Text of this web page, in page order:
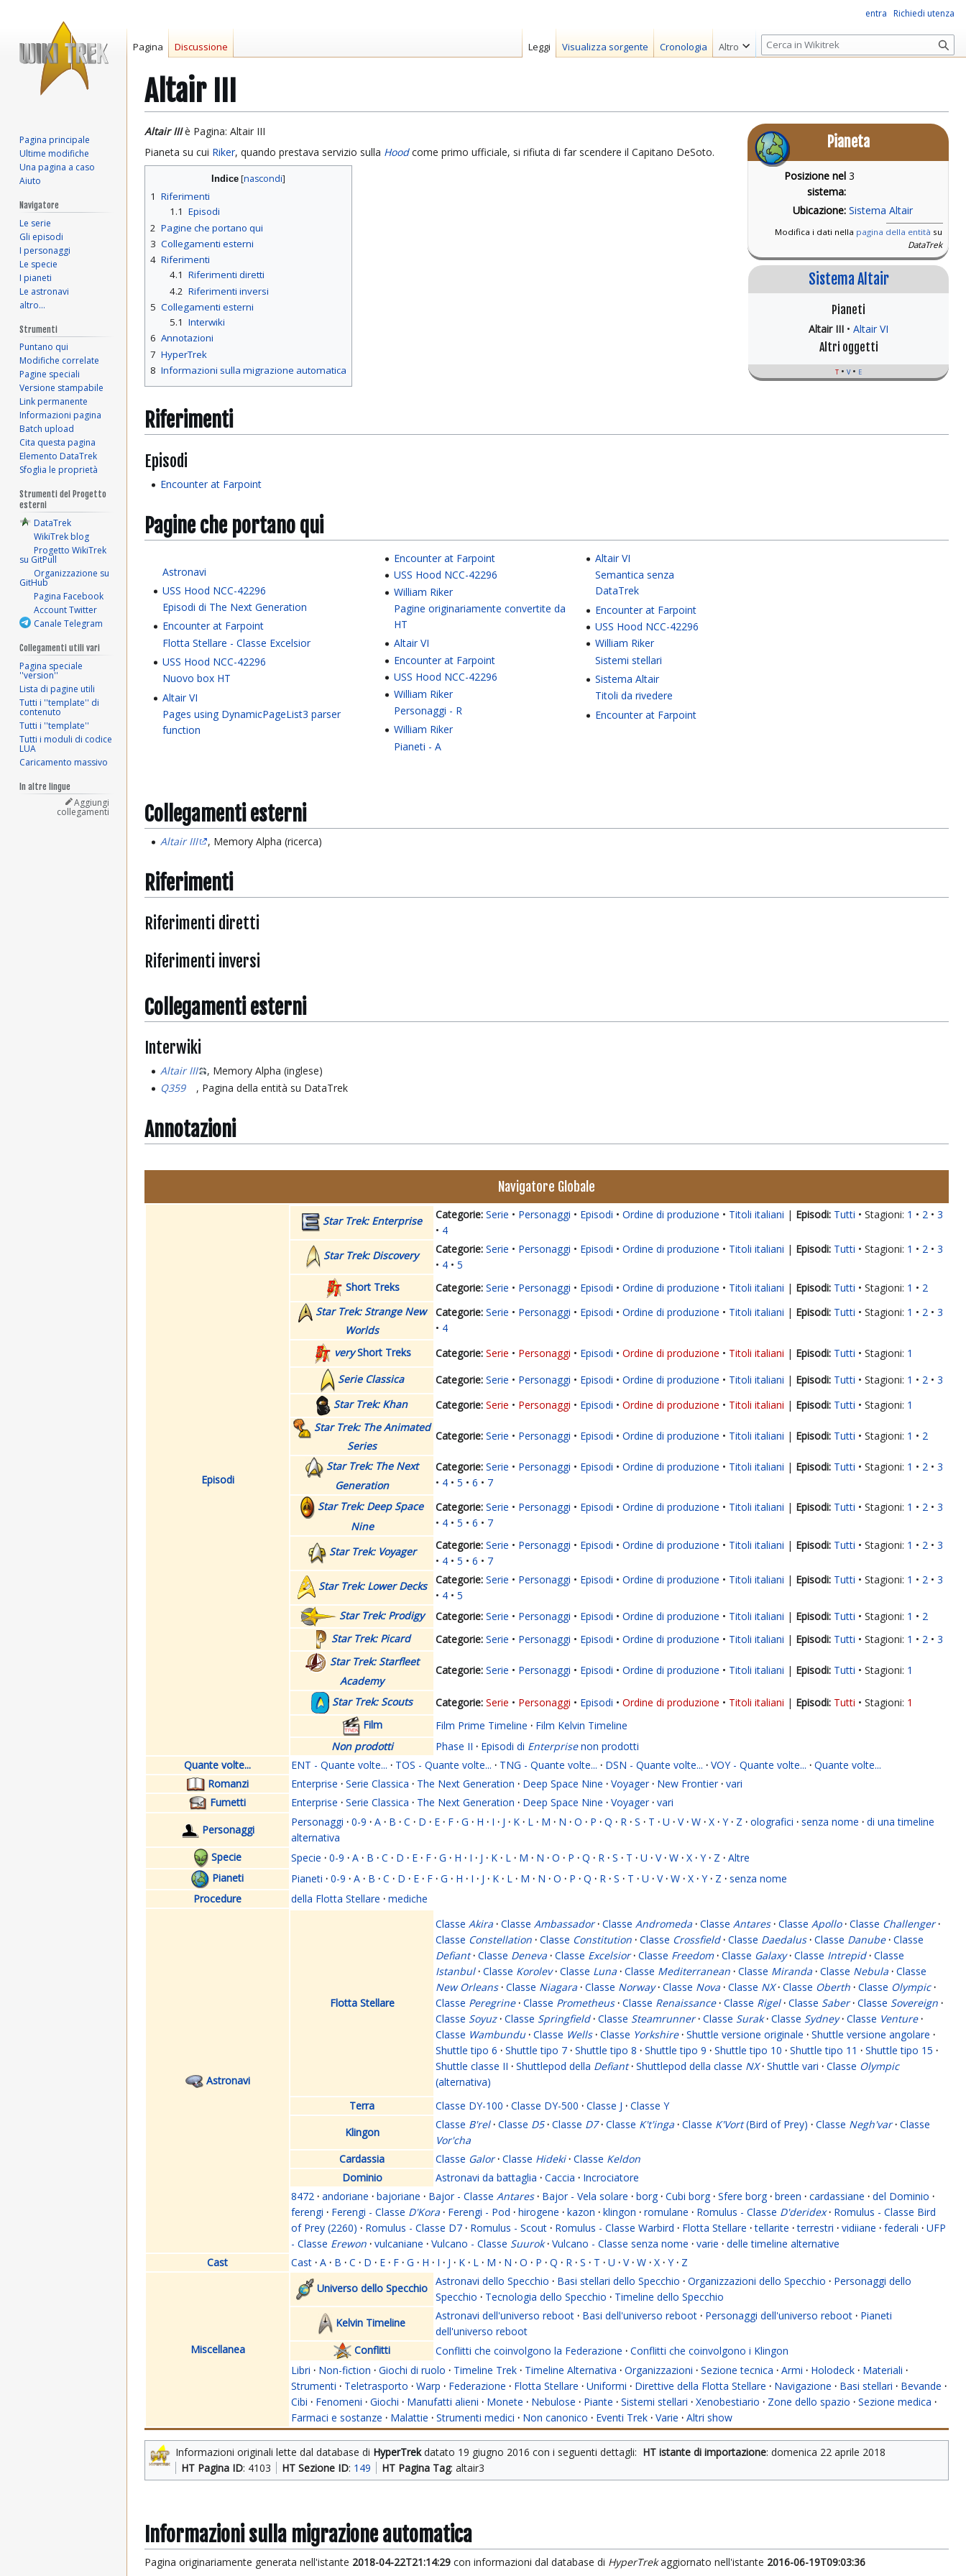
Altair III
Vai
alla
navigazione
Vai
alla
ricerca
Pianeta
Posizione nel
sistema:
3
Ubicazione: Sistema Altair
Modifica i dati nella pagina della entità su
DataTrek
Sistema Altair
Pianeti
Altair III Altair VI
Altri oggetti
t v e
Altair IIIè Pagina: Altair III
Pianeta su cui Riker, quando prestava servizio sulla Hoodcome primo ufficiale, si rifiuta di far scendere il Capitano DeSoto.
Indice
1 Riferimenti
1.1 Episodi
2 Pagine che portano qui
3 Collegamenti esterni
4 Riferimenti
4.1 Riferimenti diretti
4.2 Riferimenti inversi
5 Collegamenti esterni
5.1 Interwiki
6 Annotazioni
7 HyperTrek
8 Informazioni sulla migrazione automatica
Riferimenti
Episodi
Encounter at Farpoint
Pagine che portano qui
Astronavi
USS Hood NCC-42296
Episodi di The Next Generation
Encounter at Farpoint
Flotta Stellare - Classe Excelsior
USS Hood NCC-42296
Nuovo box HT
Altair VI
Pages using DynamicPageList3 parser
function
Encounter at Farpoint
USS Hood NCC-42296
William Riker
Pagine originariamente convertite da
HT
Altair VI
Encounter at Farpoint
USS Hood NCC-42296
William Riker
Personaggi - R
William Riker
Pianeti - A
Altair VI
Semantica senza
DataTrek
Encounter at Farpoint
USS Hood NCC-42296
William Riker
Sistemi stellari
Sistema Altair
Titoli da rivedere
Encounter at Farpoint
Collegamenti esterni
Altair III , Memory Alpha (ricerca)
Riferimenti
Riferimenti diretti
Riferimenti inversi
Collegamenti esterni
Interwiki
Altair III
, Memory Alpha (inglese)
Q359
, Pagina della entità su DataTrek
Annotazioni
Navigatore Globale
Episodi
Star Trek: Enterprise Serie Personaggi Episodi Ordine di produzione Titoli italiani | Tutti Stagioni: 1 2
3
4
Star Trek: Discovery
Serie Personaggi Episodi Ordine di produzione Titoli italiani | Tutti Stagioni: 1 2
3
4
5
Short Treks
Serie Personaggi Episodi Ordine di produzione Titoli italiani | Tutti Stagioni: 1
2
Star Trek: Strange New
Worlds
Serie Personaggi Episodi Ordine di produzione Titoli italiani | Tutti Stagioni: 1 2
3
4
veryShort Treks Serie Personaggi Episodi Ordine di produzione Titoli italiani | Tutti Stagioni: 1
Serie Classica
Serie Personaggi Episodi Ordine di produzione Titoli italiani | Tutti Stagioni: 1 2
3
Star Trek: Khan
Serie Personaggi Episodi Ordine di produzione Titoli italiani | Tutti Stagioni: 1
Star Trek: The Animated
Series
Serie Personaggi Episodi Ordine di produzione Titoli italiani | Tutti Stagioni: 1 2
Star Trek: The Next
Generation
Serie Personaggi Episodi Ordine di produzione Titoli italiani | Tutti Stagioni: 1 2
3
4
5 6
7
Star Trek: Deep Space
Nine
Serie Personaggi Episodi Ordine di produzione Titoli italiani | Tutti Stagioni: 1 2
3
4
5 6 7
Star Trek: Voyager Serie Personaggi Episodi Ordine di produzione Titoli italiani | Tutti Stagioni: 1 2
3
4
5 6
7
Star Trek: Lower Decks
Serie Personaggi Episodi Ordine di produzione Titoli italiani | Tutti Stagioni: 1 2
3
4
5
Star Trek: Prodigy
Serie Personaggi Episodi Ordine di produzione Titoli italiani | Tutti Stagioni: 1
2
Star Trek: Picard
Serie Personaggi Episodi Ordine di produzione Titoli italiani | Tutti Stagioni: 1 2
3
Star Trek: Starfleet
Academy
Serie Personaggi Episodi Ordine di produzione Titoli italiani | Tutti Stagioni: 1
Star Trek: Scouts Serie Personaggi Episodi Ordine di produzione Titoli italiani | Tutti Stagioni: 1
Film
Film Prime Timeline · Film Kelvin Timeline
Non prodotti
Phase II · Episodi di Enterprisenon prodotti
Quante volte...
ENT - Quante volte... · TOS - Quante volte... · TNG - Quante volte... · DSN - Quante volte... · VOY - Quante volte... · Quante volte...
Romanzi
Enterprise · Serie Classica · The Next Generation · Deep Space Nine · Voyager · New Frontier · vari
Fumetti
Enterprise · Serie Classica · The Next Generation · Deep Space Nine · Voyager · vari
Personaggi
Personaggi · 0-9 · A · B · C · D · E · F · G · H · I · J · K · L · M · N · O · P · Q · R · S · T · U · V · W · X · Y · Z · olografici · senza nome · di una timeline
alternativa
Specie
Specie · 0-9 · A · B · C · D · E · F · G · H · I · J · K · L · M · N · O · P · Q · R · S · T · U · V · W · X · Y · Z · Altre
Pianeti
Pianeti · 0-9 · A · B · C · D · E · F · G · H · I · J · K · L · M · N · O · P · Q · R · S · T · U · V · W · X · Y · Z · senza nome
Procedure
della Flotta Stellare · mediche
Astronavi
Flotta Stellare
Classe Akira · Classe Ambassador · Classe Andromeda · Classe Antares · Classe Apollo · Classe Challenger ·
Classe Constellation · Classe Constitution · Classe Crossfield · Classe Daedalus · Classe Danube · Classe
Defiant · Classe Deneva · Classe Excelsior · Classe Freedom · Classe Galaxy · Classe Intrepid · Classe
Istanbul · Classe Korolev · Classe Luna · Classe Mediterranean · Classe Miranda · Classe Nebula · Classe
New Orleans · Classe Niagara · Classe Norway · Classe Nova · Classe NX · Classe Oberth · Classe Olympic ·
Classe Peregrine · Classe Prometheus · Classe Renaissance · Classe Rigel · Classe Saber · Classe Sovereign ·
Classe Soyuz · Classe Springfield · Classe Steamrunner · Classe Surak · Classe Sydney · Classe Venture ·
Classe Wambundu · Classe Wells · Classe Yorkshire · Shuttle versione originale · Shuttle versione angolare ·
Shuttle tipo 6 · Shuttle tipo 7 · Shuttle tipo 8 · Shuttle tipo 9 · Shuttle tipo 10 · Shuttle tipo 11 · Shuttle tipo 15 ·
Shuttle classe II · Shuttlepod della Defiant · Shuttlepod della classe NX · Shuttle vari · Classe Olympic
(alternativa)
Terra
Classe DY-100 · Classe DY-500 · Classe J · Classe Y
Klingon
Classe B'rel · Classe D5 · Classe D7 · Classe K't'inga · Classe K'Vort(Bird of Prey) · Classe Negh'var · Classe
Vor'cha
Cardassia
Classe Galor · Classe Hideki · Classe Keldon
Dominio
Astronavi da battaglia · Caccia · Incrociatore
8472 · andoriane · bajoriane · Bajor - Classe Antares · Bajor - Vela solare · borg · Cubi borg · Sfere borg · breen · cardassiane · del Dominio ·
ferengi · Ferengi - Classe D'Kora · Ferengi - Pod · hirogene · kazon · klingon · romulane · Romulus - Classe D'deridex · Romulus - Classe Bird
of Prey (2260) · Romulus - Classe D7 · Romulus - Scout · Romulus - Classe Warbird · Flotta Stellare · tellarite · terrestri · vidiiane · federali · UFP
- Classe Erewon · vulcaniane · Vulcano - Classe Suurok · Vulcano - Classe senza nome · varie · delle timeline alternative
Cast
Cast · A · B · C · D · E · F · G · H · I · J · K · L · M · N · O · P · Q · R · S · T · U · V · W · X · Y · Z
Miscellanea
Universo dello Specchio
Astronavi dello Specchio · Basi stellari dello Specchio · Organizzazioni dello Specchio · Personaggi dello
Specchio · Tecnologia dello Specchio · Timeline dello Specchio
Kelvin Timeline
Astronavi dell'universo reboot · Basi dell'universo reboot · Personaggi dell'universo reboot · Pianeti
dell'universo reboot
Conflitti
Conflitti che coinvolgono la Federazione · Conflitti che coinvolgono i Klingon
Libri · Non-fiction · Giochi di ruolo · Timeline Trek · Timeline Alternativa · Organizzazioni · Sezione tecnica · Armi · Holodeck · Materiali ·
Strumenti · Teletrasporto · Warp · Federazione · Flotta Stellare · Uniformi · Direttive della Flotta Stellare · Navigazione · Basi stellari · Bevande ·
Cibi · Fenomeni · Giochi · Manufatti alieni · Monete · Nebulose · Piante · Sistemi stellari · Xenobestiario · Zone dello spazio · Sezione medica ·
Farmaci e sostanze · Malattie · Strumenti medici · Non canonico · Eventi Trek · Varie · Altri show
Informazioni originali lette dal database di HyperTrek datato 19 giugno 2016 con i seguenti dettagli: HT istante di importazione: domenica 22 aprile 2018
HT Pagina ID: 4103 HT Sezione ID: 149 HT Pagina Tag: altair3
Informazioni sulla migrazione automatica
Pagina originariamente generata nell'istante 2018-04-22T21:14:29 con informazioni dal database di HyperTrekaggiornato nell'istante 2016-06-19T09:03:36
entra Richiedi utenza
Pagina Discussione Leggi Visualizza sorgente Cronologia Altro
R
i
r
c
a
Pagina principale
Ultime modifiche
Una pagina a caso
Aiuto
Navigatore
Le serie
Gli episodi
I personaggi
Le specie
I pianeti
Le astronavi
altro…
Strumenti
Puntano qui
Modifiche correlate
Pagine speciali
Versione stampabile
Link permanente
Informazioni pagina
Batch upload
Cita questa pagina
Elemento DataTrek
Sfoglia le proprietà
Strumenti del Progetto
esterni
DataTrek
WikiTrek blog
Progetto WikiTrek
su GitPull
Organizzazione su
GitHub
Pagina Facebook
Account Twitter
Canale Telegram
Collegamenti utili vari
Pagina speciale
''version''
Lista di pagine utili
Tutti i ''template'' di
contenuto
Tutti i ''template''
Tutti i moduli di codice
LUA
Caricamento massivo
In altre lingue
Aggiungi
collegamenti